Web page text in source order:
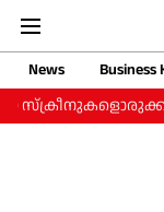
News Business